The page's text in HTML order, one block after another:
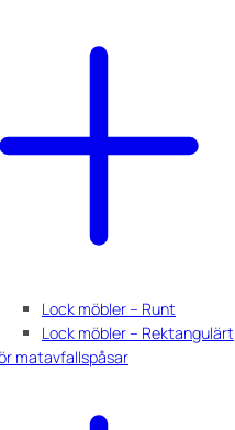
Lock möbler – Runt
Lock möbler – Rektangulärt
matavfallspåsar